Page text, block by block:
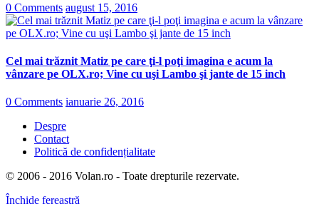
0 Comments august 15, 2016
Cel mai trăznit Matiz pe care ţi-l poţi imagina e acum la
vânzare pe OLX.ro; Vine cu uşi Lambo şi jante de 15 inch
0 Comments ianuarie 26, 2016
Despre
Contact
Politică de confidențialitate
© 2006 - 2016 Volan.ro - Toate drepturile rezervate.
Închide fereastră